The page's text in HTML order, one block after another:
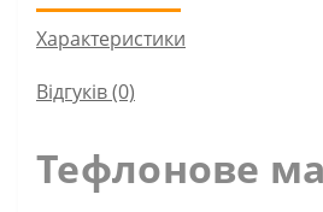
Характеристики
Відгуків (0)
Тефлонове